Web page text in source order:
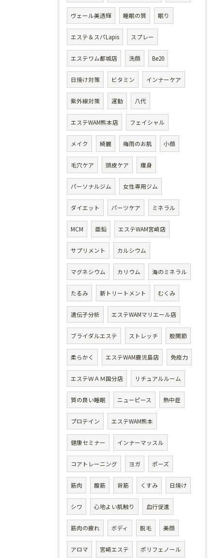
ヴェール美透輝 睡眠の質 眠り
エステ＆スパLapis スプレー
エステワム都城店 洗顔 Be20
日焼け対策 ビタミン インナーケア
紫外線対策 運動 八代
エステWAM熊本店 フェイシャル
メイク 綺麗 梅雨のお肌 小顔
毛穴ケア 頭皮ケア 痩身
パーソナルジム 女性専用ジム
ダイエット パーツケア ミネラル
MCM 亜鉛 エステWAM宮崎店
サプリメント カルシウム
マグネシウム カリウム 海のミネラル
たるみ 新トリートメント むくみ
遺伝子分析 エステWAMマリエール店
ブライダルエステ ストレッチ 股関節
柔らかく エステWAM鹿児島店 免疫力
エステＷＡＭ国分店 リチュアルルーム
質の良い睡眠 ニューピース 熱中症
プロテイン エステWAM熊本
健康セミナー インナーマッスル
コアトレーニング ヨガ ポーズ
筋肉 腹筋 背筋 くすみ 日焼け
シワ 心地よい肌触り 血行促進
筋肉の疲れ ボディ 脱毛 美顔
アロマ 宮崎エステ ポリフェノール